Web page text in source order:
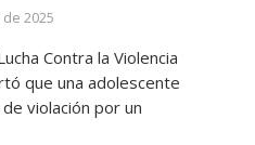
2025
Contra la Violencia
que una adolescente
violación por un